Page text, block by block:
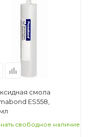
смола
ES558,
свободное наличие